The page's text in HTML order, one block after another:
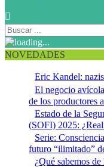
NOVEDADES
Eric Kandel:
El negocio
de los productores
Estado de la
(SOFI) 2025:
Serie:
futuro “ilimitado”
¿Qué sabemos